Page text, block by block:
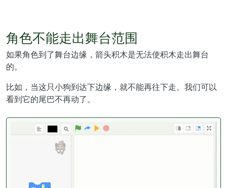
角色不能走出舞台范围
如果角色到了舞台边缘，箭头积木是无法使积木走出舞台
的。
比如，当这只小狗到达下边缘，就不能再往下走。我们可以
看到它的尾巴不再动了。